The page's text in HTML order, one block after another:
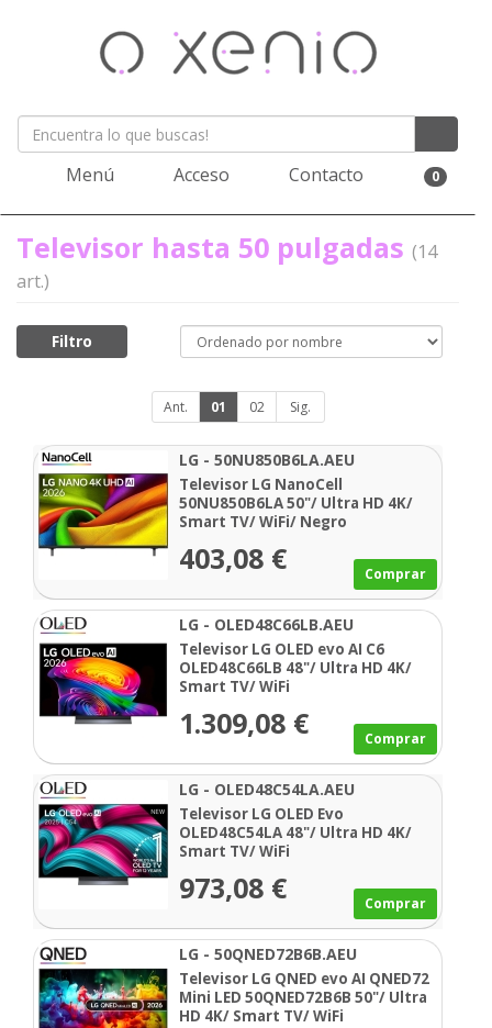
Menú Acceso Contacto 0
Televisor hasta 50 pulgadas (14
art.)
Filtro
Ant. 01 02 Sig.
LG - 50NU850B6LA.AEU
Televisor LG NanoCell
50NU850B6LA 50"/ Ultra HD 4K/
Smart TV/ WiFi/ Negro
403,08 € Comprar
LG - OLED48C66LB.AEU
Televisor LG OLED evo AI C6
OLED48C66LB 48"/ Ultra HD 4K/
Smart TV/ WiFi
1.309,08 € Comprar
LG - OLED48C54LA.AEU
Televisor LG OLED Evo
OLED48C54LA 48"/ Ultra HD 4K/
Smart TV/ WiFi
973,08 € Comprar
LG - 50QNED72B6B.AEU
Televisor LG QNED evo AI QNED72
Mini LED 50QNED72B6B 50"/ Ultra
HD 4K/ Smart TV/ WiFi